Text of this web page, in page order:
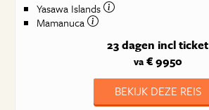
Yasawa Islands
Mamanuca
23 dagen incl ticket
va€ 9950
BEKIJK DEZE REIS